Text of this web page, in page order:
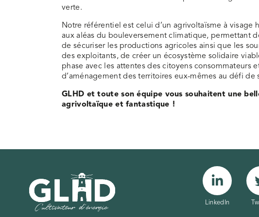
verte.
Notre référentiel est celui d’un agrivoltaïsme à visage
aux aléas du bouleversement climatique, permettant
de sécuriser les productions agricoles ainsi que les
des exploitants, de créer un écosystème solidaire
phase avec les attentes des citoyens consommateurs
d’aménagement des territoires eux-mêmes au défi de
GLHD et toute son équipe vous souhaitent une
agrivoltaïque et fantastique !
LinkedIn